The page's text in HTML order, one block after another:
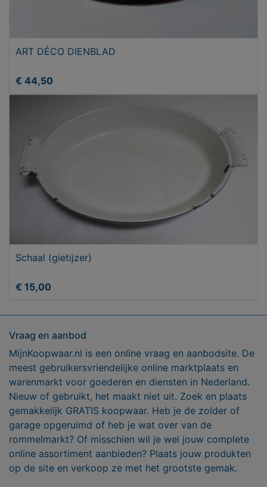
ART DÉCO DIENBLAD
€ 44,50
Schaal (gietijzer)
€ 15,00
Vraag en aanbod
MijnKoopwaar.nl is een online vraag en aanbodsite. De
meest gebruikersvriendelijke online marktplaats en
warenmarkt voor goederen en diensten in Nederland.
Nieuw of gebruikt, het maakt niet uit. Zoek en plaats
gemakkelijk GRATIS koopwaar. Heb je de zolder of
garage opgeruimd of heb je wat over van de
rommelmarkt? Of misschien wil je wel jouw complete
online assortiment aanbieden? Plaats jouw produkten
op de site en verkoop ze met het grootste gemak.